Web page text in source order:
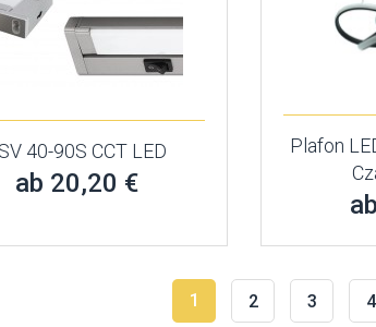
40-90S CCT LED
ab 20,20 €
Plafon
1 2 3 4